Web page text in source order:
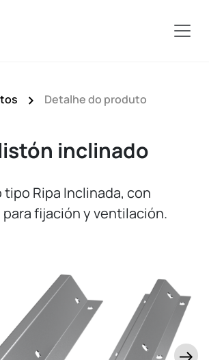
Detalhe do produto
inclinado
Ripa Inclinada, con
fijación y ventilación.